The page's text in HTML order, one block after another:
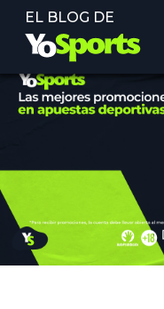
EL BLOG DE